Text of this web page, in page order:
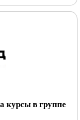
курсы в группе